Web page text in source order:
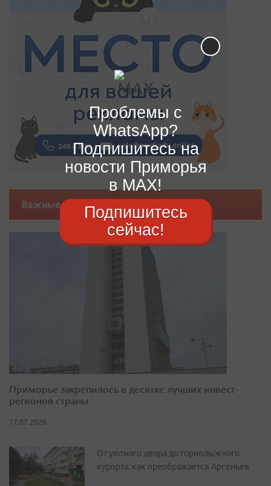
Важные новости
Приморье закрепилось в десятке лучших инвест-
регионов страны
17.07.2026
От уютного двора до горнолыжного
курорта: как преображается Арсеньев
Проблемы с
WhatsApp?
Подпишитесь на
новости Приморья
в MAX!
Подпишитесь
сейчас!